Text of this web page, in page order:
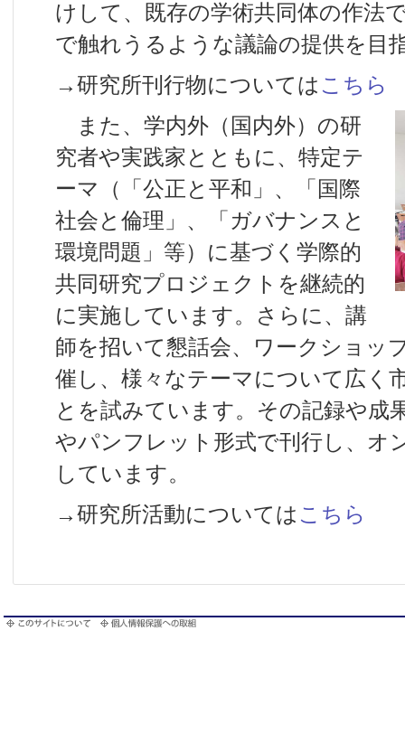
けして、既存の学術共同体の作法
で触れうるような議論の提供を目
→研究所刊行物については こちら
また、学内外（国内外）の研
究者や実践家とともに、特定テ
ーマ（「公正と平和」、「国際
社会と倫理」、「ガバナンスと
環境問題」等）に基づく学際的
共同研究プロジェクトを継続的
に実施しています。さらに、講
師を招いて懇話会、ワークショッ
催し、様々なテーマについて広く
とを試みています。その記録や成
やパンフレット形式で刊行し、オ
しています。
→研究所活動については こちら